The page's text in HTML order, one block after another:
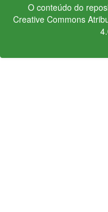
O conteúdo do
Creative Commons